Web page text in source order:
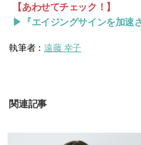
【あわせてチェック！】
▶『エイジングサインを加速
執筆者： 遠藤 幸子
関連記事